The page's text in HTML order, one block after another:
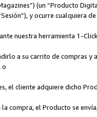
(un “Producto
y ocurre cualquiera
nuestra herramienta 1-
a su carrito de compras
o
el cliente adquiere dicho
compra, el Producto se